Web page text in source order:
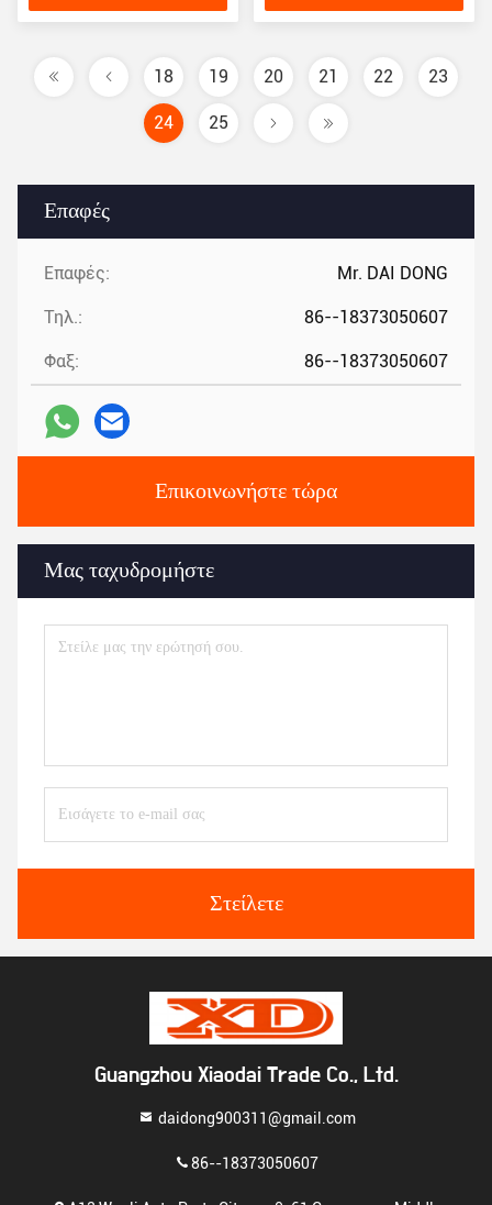
Επαφές
Επαφές: Mr. DAI DONG
Τηλ.: 86--18373050607
Φαξ: 86--18373050607
Επικοινωνήστε τώρα
Μας ταχυδρομήστε
Στείλετε
18 19 20 21 22 23
24 25
Guangzhou Xiaodai Trade Co., Ltd.
daidong900311@gmail.com
86--18373050607